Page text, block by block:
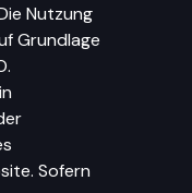
Nutzung
Grundlage
Sofern